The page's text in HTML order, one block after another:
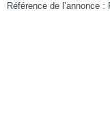
Référence de l’annonce :